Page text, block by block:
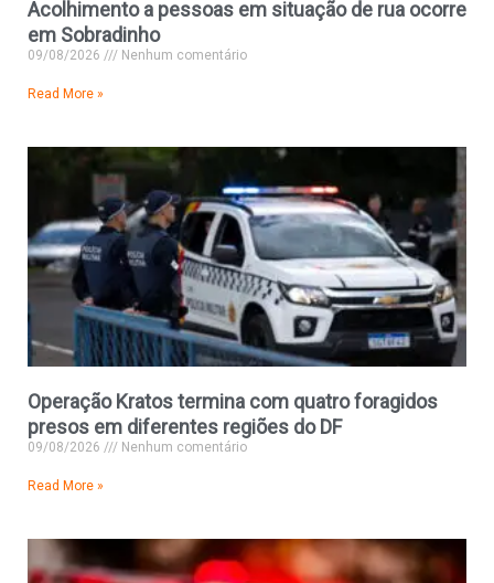
Acolhimento a pessoas em situação de rua ocorre
em Sobradinho
09/08/2026 Nenhum comentário
Read More »
Operação Kratos termina com quatro foragidos
presos em diferentes regiões do DF
09/08/2026 Nenhum comentário
Read More »